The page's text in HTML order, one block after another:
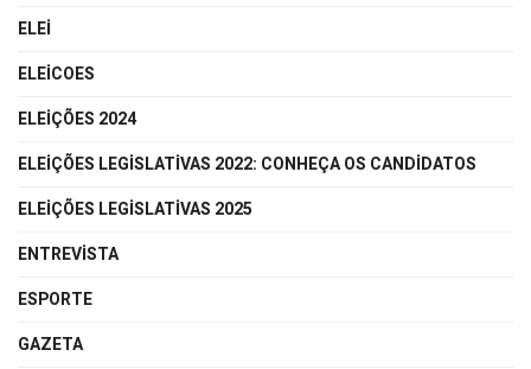
ELEI
ELEICOES
ELEIÇÕES 2024
ELEIÇÕES LEGISLATIVAS 2022: CONHEÇA OS CANDIDATOS
ELEIÇÕES LEGISLATIVAS 2025
ENTREVISTA
ESPORTE
GAZETA